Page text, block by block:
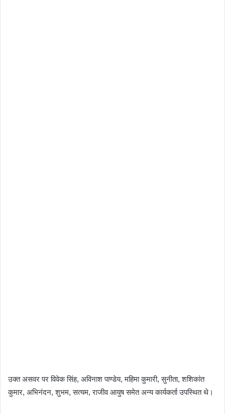
उक्त असवर पर विवेक सिंह, अविनाश पाण्डेय, महिमा कुमारी, सुनीता, शशिकांत
कुमार, अभिनंदन, शुभम, सत्यम, राजीव आयुष समेत अन्य कार्यकर्ता उपस्थित थे।